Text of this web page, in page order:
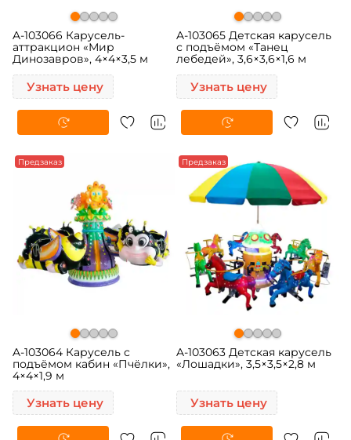
A-103066 Карусель-
аттракцион «Мир
Динозавров», 4×4×3,5 м
Узнать цену
A-103065 Детская карусель
с подъёмом «Танец
лебедей», 3,6×3,6×1,6 м
Узнать цену
Предзаказ
A-103064 Карусель с
подъёмом кабин «Пчёлки»,
4×4×1,9 м
Узнать цену
Предзаказ
A-103063 Детская карусель
«Лошадки», 3,5×3,5×2,8 м
Узнать цену